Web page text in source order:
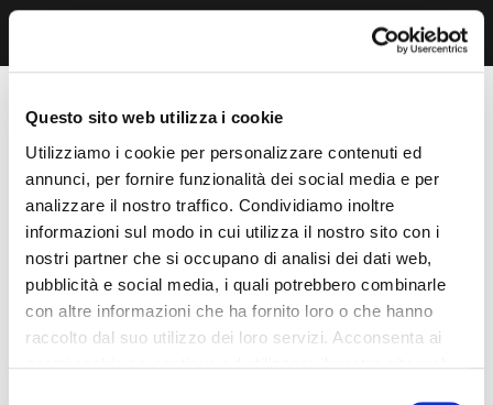
Questo sito web utilizza i cookie
Utilizziamo i cookie per personalizzare contenuti ed
annunci, per fornire funzionalità dei social media e per
analizzare il nostro traffico. Condividiamo inoltre
informazioni sul modo in cui utilizza il nostro sito con i
nostri partner che si occupano di analisi dei dati web,
pubblicità e social media, i quali potrebbero combinarle
con altre informazioni che ha fornito loro o che hanno
raccolto dal suo utilizzo dei loro servizi. Acconsenta ai